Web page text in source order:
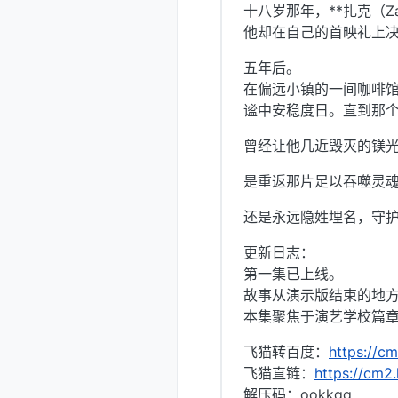
十八岁那年，**扎克（
他却在自己的首映礼上
五年后。
在偏远小镇的一间咖啡
谧中安稳度日。直到那
曾经让他几近毁灭的镁
是重返那片足以吞噬灵
还是永远隐姓埋名，守
更新日志：
第一集已上线。
故事从演示版结束的地
本集聚焦于演艺学校篇
飞猫转百度： https://
飞猫直链： https://